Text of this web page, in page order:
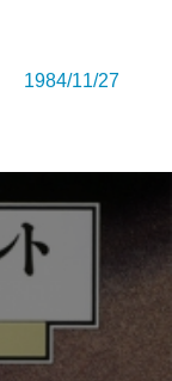
1984/11/27